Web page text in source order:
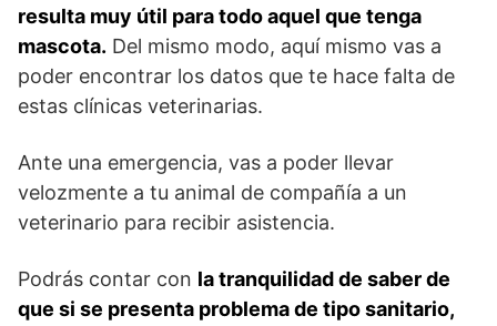
resulta muy útil para todo aquel que tenga
mascota. Del mismo modo, aquí mismo vas a
poder encontrar los datos que te hace falta de
estas clínicas veterinarias.
Ante una emergencia, vas a poder llevar
velozmente a tu animal de compañía a un
veterinario para recibir asistencia.
Podrás contar con la tranquilidad de saber de
que si se presenta problema de tipo sanitario,